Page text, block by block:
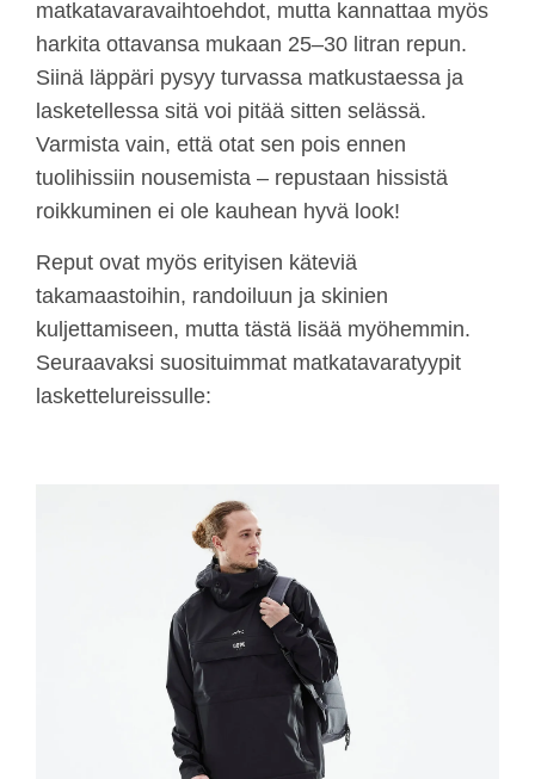
matkatavaravaihtoehdot, mutta kannattaa myös
harkita ottavansa mukaan 25–30 litran repun.
Siinä läppäri pysyy turvassa matkustaessa ja
lasketellessa sitä voi pitää sitten selässä.
Varmista vain, että otat sen pois ennen
tuolihissiin nousemista – repustaan hissistä
roikkuminen ei ole kauhean hyvä look!
Reput ovat myös erityisen käteviä
takamaastoihin, randoiluun ja skinien
kuljettamiseen, mutta tästä lisää myöhemmin.
Seuraavaksi suosituimmat matkatavaratyypit
laskettelureissulle: